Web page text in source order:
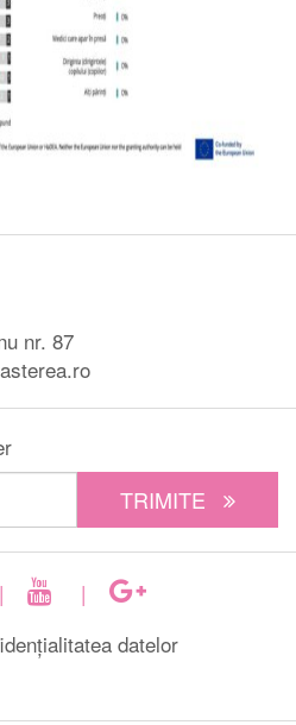
nr. 87
TRIMITE
|
|
datelor